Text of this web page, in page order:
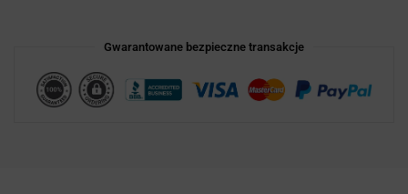
Gwarantowane bezpieczne transakcje